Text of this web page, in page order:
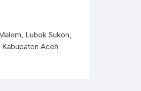
Lubok Sukon,
Aceh